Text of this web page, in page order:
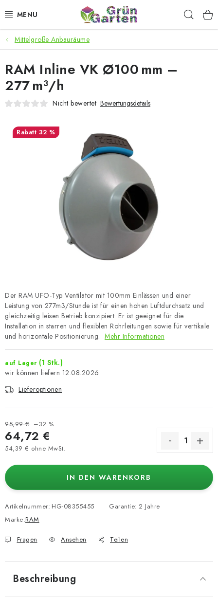
Inhalt
ANGEBOTE
LED PFLANZENLAMPEN
ANBAUBEDARF FÜR DEN HEIMANBAU
SMARTER GARTEN
Geschäftsbewertung Kaufberatung AGB
Blog
Datenschutzerklärung Impressum
Mittelgroße Anbauräume
Der RAM UFO-Typ Ventilator mit 100mm Einlässen und einer
Leistung von 277m3/Stunde ist für einen hohen Luftdurchsatz und
gleichzeitig leisen Betrieb konzipiert. Er ist geeignet für die
Installation in starren und flexiblen Rohrleitungen sowie für vertikale
und horizontale Positionierung. Mehr Informationen
auf Lager (1 Stk.)
12.08.2026
Lieferoptionen
95,99 € –32 %
64,72 €
54,39 € ohne MwSt.
IN DEN WARENKORB
Artikelnummer: HG-08355455
Marke:RAM
Garantie: 2 Jahre
Fragen Ansehen Teilen
RAM Inline VK Ø100 mm –
277 m³/h
Nicht bewertet Bewertungsdetails
32 %
Beschreibung